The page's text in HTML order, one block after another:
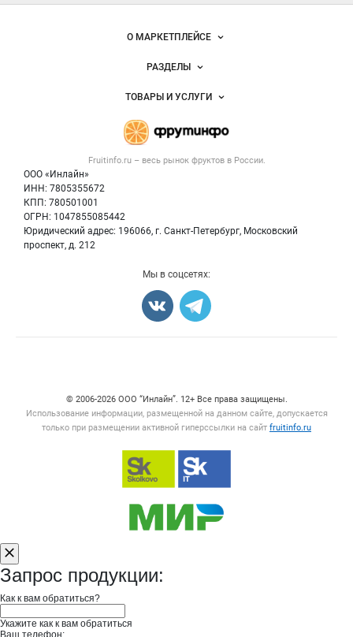
— рынок
фруктов
Важные разделы и контакты
Fruitinfo.ru – весь рынок фруктовв России.
ООО «Инлайн»
ИНН: 7805355672
КПП: 780501001
ОГРН: 1047855085442
Юридический адрес: 196066, г. Санкт-Петербург, Московский
проспект, д. 212
Навигация по сайтуО МАРКЕТПЛЕЙСЕ
Новости Fruitinfo.ru
Размещение рекламы
Публичная оферта
Контактная информация
Политика обработки персональных данных
РАЗДЕЛЫ
Объявления
Новости рынка
ТОВАРЫ И УСЛУГИ
Готовая продукция
Овощи
Фрукты
Мы в соцсетях:
© 2006‑2026 ООО “Инлайн”. 12+ Все права защищены.
Использование информации, размещенной на данном сайте, допускается
только при размещении активной гиперссылки на сайт fruitinfo.ru
Запрос продукции:
Как к вам обратиться?
Укажите как к вам обратиться